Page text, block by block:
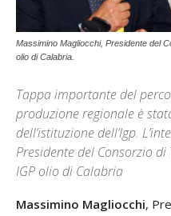
Massimino Magliocchi, Presidente del
olio di Calabria.
Tappa importante del
produzione regionale è
dell’istituzione dell’Igp.
Presidente del Consorzio
IGP olio di Calabria
Massimino Magliocchi,